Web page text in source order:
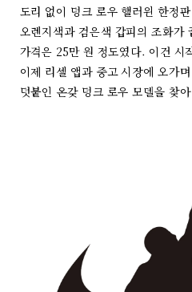
도리 없이 덩크 로우 핼러윈 한정
오렌지색과 검은색 갑피의 조화가
가격은 25만 원 정도였다. 이건 시
이제 리셀 앱과 중고 시장에 오가
덧붙인 온갖 덩크 로우 모델을 찾